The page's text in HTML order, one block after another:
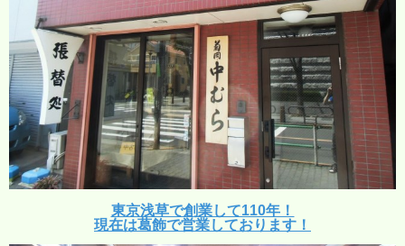
東京浅草で創業して110年！
現在は葛飾で営業しております！